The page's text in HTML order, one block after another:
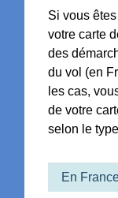
Si vous
votre carte
des
du vol (en
les cas,
de votre
selon le
En